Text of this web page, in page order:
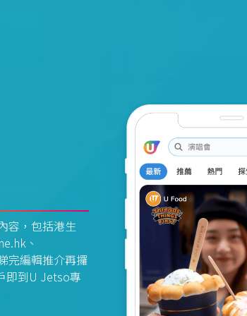
容，包括港生
、
完編輯推介再攞
即到U Jetso專